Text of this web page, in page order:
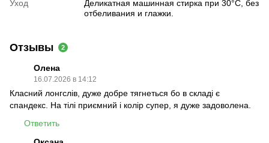
Уход
Деликатная машинная стирка при 30°C, без
отбеливания и глажки.
Отзывы 2
Олена
16.07.2026 в 14:12
Класний лонгслів, дуже добре тягнеться бо в складі є
спандекс. На тілі приємний і колір супер, я дуже задоволена.
Ответить